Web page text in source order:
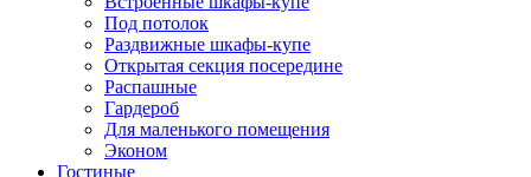
Под потолок
Раздвижные шкафы-купе
Открытая секция посередине
Распашные
Гардероб
Для маленького помещения
Эконом
Гостиные